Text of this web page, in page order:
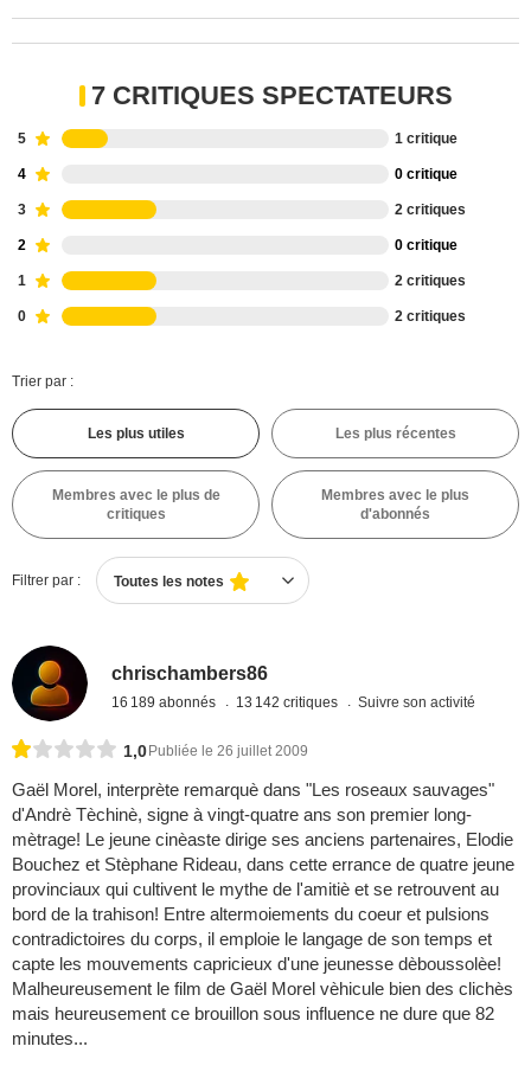
7 CRITIQUES SPECTATEURS
5 1 critique
4 0 critique
3 2 critiques
2 0 critique
1 2 critiques
0 2 critiques
Trier par :
Les plus utiles Les plus récentes
Membres avec le plus de
critiques
Membres avec le plus
d'abonnés
Filtrer par : Toutes les notes
chrischambers86
16 189 abonnés 13 142 critiques Suivre son activité
1,0 Publiée le 26 juillet 2009
Gaël Morel, interprète remarquè dans "Les roseaux sauvages"
d'Andrè Tèchinè, signe à vingt-quatre ans son premier long-
mètrage! Le jeune cinèaste dirige ses anciens partenaires, Elodie
Bouchez et Stèphane Rideau, dans cette errance de quatre jeune
provinciaux qui cultivent le mythe de l'amitiè et se retrouvent au
bord de la trahison! Entre altermoiements du coeur et pulsions
contradictoires du corps, il emploie le langage de son temps et
capte les mouvements capricieux d'une jeunesse dèboussolèe!
Malheureusement le film de Gaël Morel vèhicule bien des clichès
mais heureusement ce brouillon sous influence ne dure que 82
minutes...